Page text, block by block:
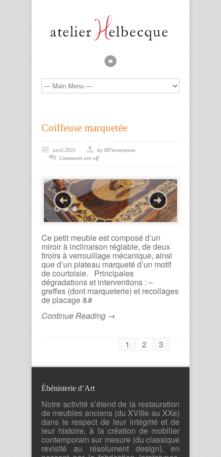
Coiffeuse marquetée
avril 2011
by HPierretienne
Comments are off
Ce petit meuble est composé d’un
miroir à inclinaison réglable, de deux
tiroirs à verrouillage mécanique, ainsi
que d’un plateau marqueté d’un motif
de courtoisie. Principales
dégradations et interventions : –
greffes (dont marqueterie) et recollages
de placage &#
Continue Reading →
1 2 3
Ébénisterie d’Art
Notre activité s’étend de la restauration
de meubles anciens (du XVIIIe au XXe)
dans le respect de leur intégrité et de
leur histoire, à la création de mobilier
contemporain sur mesure (du classique
revisité au résolument design), en